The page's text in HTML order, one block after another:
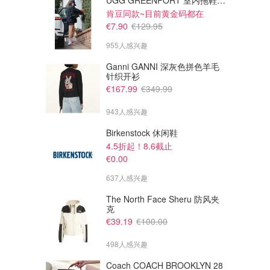
肯豆同款~目前黄金码都在
€7.90 €129.95
955人感兴趣
Ganni GANNI 深灰色拼色羊毛
针织开衫
€167.99 €349.99
943人感兴趣
Birkenstock 休闲鞋
4.5折起！8.6截止
€0.00
637人感兴趣
The North Face Sheru 防风夹
克
€39.19 €100.00
498人感兴趣
Coach COACH BROOKLYN 28